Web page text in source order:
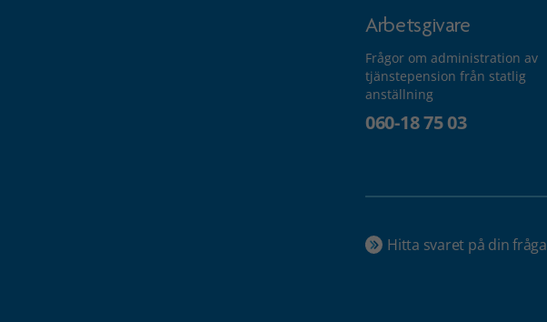
Arbetsgivare
Frågor om administration av
tjänstepension från statlig
anställning
060-18 75 03
Hitta svaret på din fråga